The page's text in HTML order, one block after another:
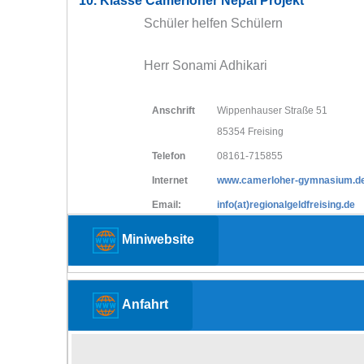
Schüler helfen Schülern
Herr Sonami Adhikari
Anschrift
Wippenhauser Straße 51
85354 Freising
Telefon 08161-715855
Internet www.camerloher-
Email: info(at)regionalgeldfreising.de
Miniwebsite
Anfahrt